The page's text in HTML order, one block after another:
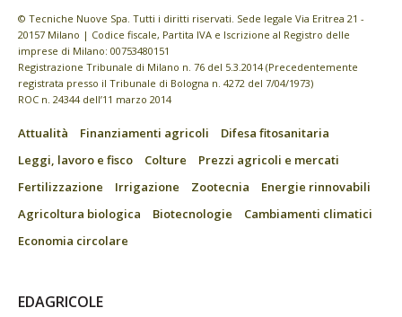
© Tecniche Nuove Spa. Tutti i diritti riservati. Sede legale Via Eritrea 21 -
20157 Milano | Codice fiscale, Partita IVA e Iscrizione al Registro delle
imprese di Milano: 00753480151
Registrazione Tribunale di Milano n. 76 del 5.3.2014 (Precedentemente
registrata presso il Tribunale di Bologna n. 4272 del 7/04/1973)
ROC n. 24344 dell’11 marzo 2014
Attualità Finanziamenti agricoli
Difesa fitosanitaria
Leggi, lavoro e fisco
Colture
Prezzi agricoli e mercati
Fertilizzazione
Irrigazione Zootecnia
Energie rinnovabili
Agricoltura biologica
Biotecnologie
Cambiamenti climatici
Economia circolare
EDAGRICOLE